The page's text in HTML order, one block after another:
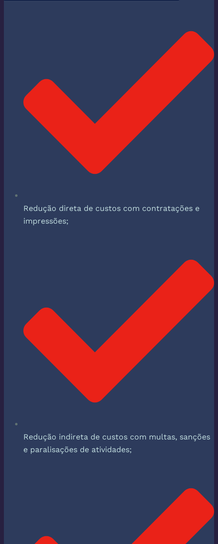
Redução direta de custos com contratações e
impressões;
Redução indireta de custos com multas, sanções
e paralisações de atividades;